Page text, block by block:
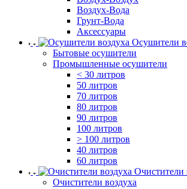
Воздух-Вода
Грунт-Вода
Аксессуары
Осушители
Бытовые осушители
Промышленные осушители
< 30 литров
50 литров
70 литров
80 литров
90 литров
100 литров
> 100 литров
40 литров
60 литров
Очистители
Очистители воздуха